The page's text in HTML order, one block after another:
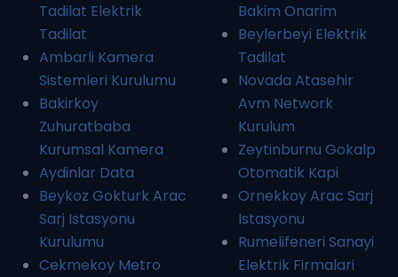
Tadilat Elektrik
Tadilat
Ambarli Kamera
Sistemleri Kurulumu
Bakirkoy
Zuhuratbaba
Kurumsal Kamera
Aydinlar Data
Beykoz Gokturk Arac
Sarj Istasyonu
Kurulumu
Cekmekoy Metro
Bakim Onarim
Beylerbeyi Elektrik
Tadilat
Novada Atasehir
Avm Network
Kurulum
Zeytinburnu Gokalp
Otomatik Kapi
Ornekkoy Arac Sarj
Istasyonu
Rumelifeneri Sanayi
Elektrik Firmalari